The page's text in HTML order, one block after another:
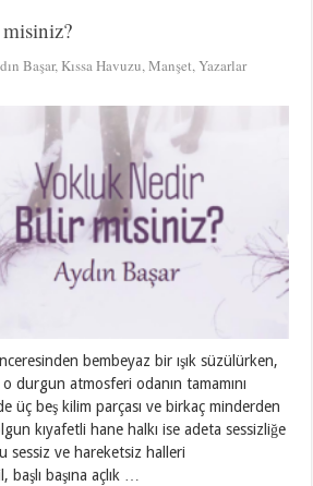
Başar, Kıssa Havuzu,Manşet,Yazarlar
bembeyaz bir ışık süzülürken,
o durgun atmosferi odanın tamamını
üç beş kilim parçası ve birkaç minderden
kıyafetli hane halkı ise adeta sessizliğe
sessiz ve hareketsiz halleri
başlı başına açlık …